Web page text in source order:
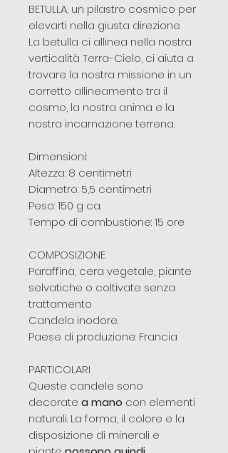
BETULLA, un pilastro cosmico per
elevarti nella giusta direzione
La betulla ci allinea nella nostra
verticalità Terra-Cielo, ci aiuta a
trovare la nostra missione in un
corretto allineamento tra il
cosmo, la nostra anima e la
nostra incarnazione terrena.
Dimensioni:
Altezza: 8 centimetri
Diametro: 5,5 centimetri
Peso: 150 g ca.
Tempo di combustione: 15 ore
COMPOSIZIONE
Paraffina, cera vegetale, piante
selvatiche o coltivate senza
trattamento
Candela inodore.
Paese di produzione: Francia
PARTICOLARI
Queste candele sono
decorate a mano con elementi
naturali. La forma, il colore e la
disposizione di minerali e